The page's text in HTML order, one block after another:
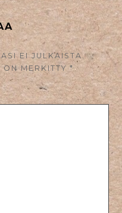
EI JULKAISTA.
ON MERKITTY*